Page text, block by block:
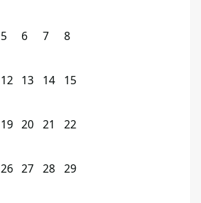
5 6 7 8
12 13 14 15
19 20 21 22
26 27 28 29